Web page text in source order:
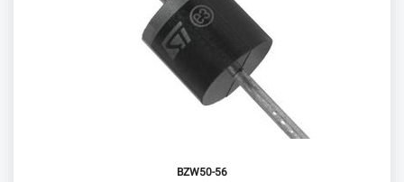
BZW50-56